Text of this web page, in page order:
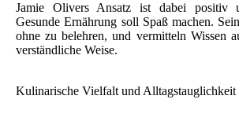
Jamie Olivers Ansatz ist dabei positiv
Gesunde Ernährung soll Spaß machen.
ohne zu belehren, und vermitteln Wissen
verständliche Weise.
Kulinarische Vielfalt und Alltagstauglichkeit